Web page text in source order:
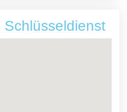
Schlüsseldienst